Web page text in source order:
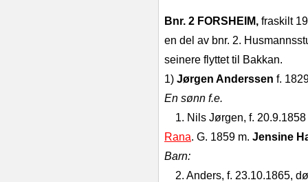
Bnr. 2 FORSHEIM, fraskilt
en del av bnr. 2.
seinere flyttet til Bakkan.
1) Jørgen Anderssen f.
En sønn f.e.
1. Nils Jørgen, f.
Rana. G. 1859 m. Jensine
Barn:
2. Anders, f. 23.10.1865,